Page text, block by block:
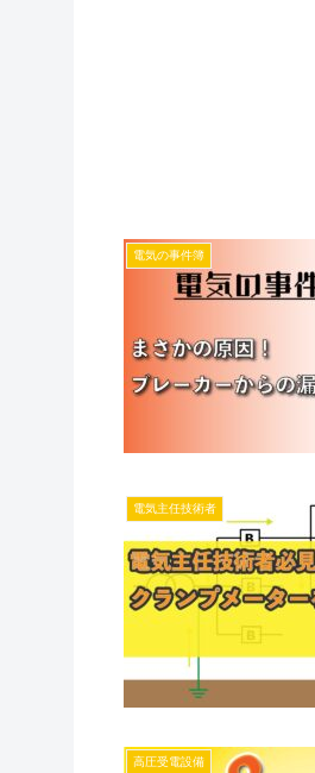
電気の事件簿
電気主任技術者
高圧受電設備